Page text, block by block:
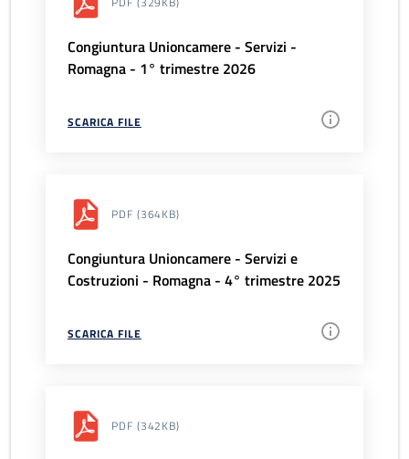
Congiuntura Unioncamere - Servizi -
Romagna - 1° trimestre 2026
SCARICA FILE
PDF (364KB)
Congiuntura Unioncamere - Servizi e
Costruzioni - Romagna - 4° trimestre 2025
SCARICA FILE
PDF (342KB)